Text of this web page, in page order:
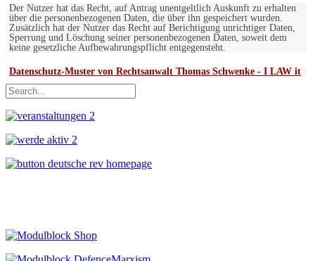
Der Nutzer hat das Recht, auf Antrag unentgeltlich Auskunft zu erhalten
über die personenbezogenen Daten, die über ihn gespeichert wurden.
Zusätzlich hat der Nutzer das Recht auf Berichtigung unrichtiger Daten,
Sperrung und Löschung seiner personenbezogenen Daten, soweit dem
keine gesetzliche Aufbewahrungspflicht entgegensteht.
Datenschutz-Muster von Rechtsanwalt Thomas Schwenke - I LAW it